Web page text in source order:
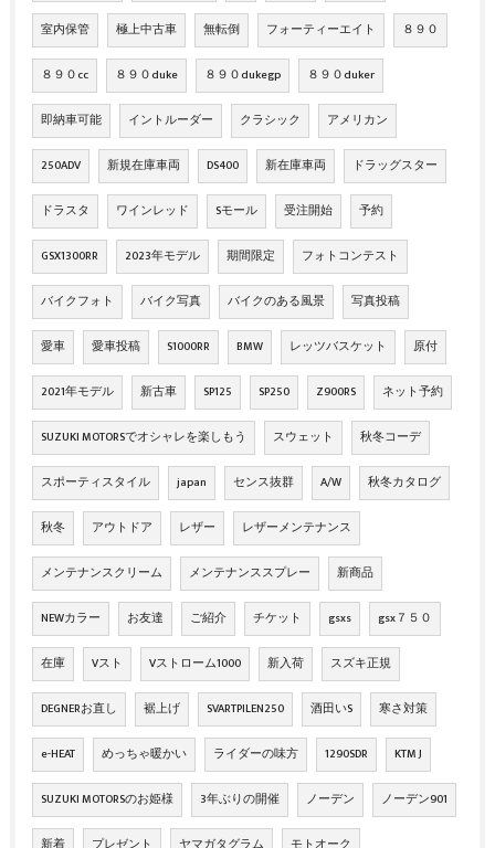
室内保管 極上中古車 無転倒 フォーティーエイト ８９０
８９０cc ８９０duke ８９０dukegp ８９０duker
即納車可能 イントルーダー クラシック アメリカン
250ADV 新規在庫車両 DS400 新在庫車両 ドラッグスター
ドラスタ ワインレッド Sモール 受注開始 予約
GSX1300RR 2023年モデル 期間限定 フォトコンテスト
バイクフォト バイク写真 バイクのある風景 写真投稿
愛車 愛車投稿 S1000RR BMW レッツバスケット 原付
2021年モデル 新古車 SP125 SP250 Z900RS ネット予約
SUZUKI MOTORSでオシャレを楽しもう スウェット 秋冬コーデ
スポーティスタイル japan センス抜群 A/W 秋冬カタログ
秋冬 アウトドア レザー レザーメンテナンス
メンテナンスクリーム メンテナンススプレー 新商品
NEWカラー お友達 ご紹介 チケット gsxs gsx７５０
在庫 Vスト Vストローム1000 新入荷 スズキ正規
DEGNERお直し 裾上げ SVARTPILEN250 酒田いS 寒さ対策
e-HEAT めっちゃ暖かい ライダーの味方 1290SDR KTM J
SUZUKI MOTORSのお姫様 3年ぶりの開催 ノーデン ノーデン901